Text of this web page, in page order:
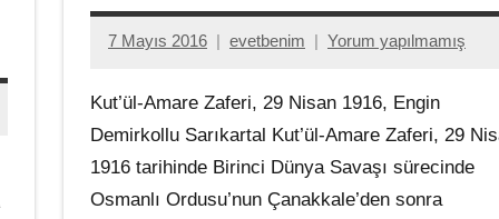
7 Mayıs 2016 evetbenim Yorum yapılmamış
Kut’ül-Amare Zaferi, 29 Nisan 1916, Engin
Demirkollu Sarıkartal Kut’ül-Amare Zaferi, 29
1916 tarihinde Birinci Dünya Savaşı sürecinde
Osmanlı Ordusu’nun Çanakkale’den sonra